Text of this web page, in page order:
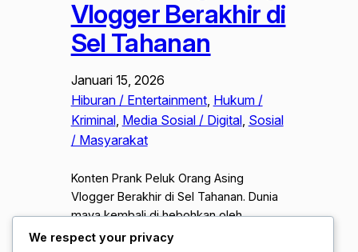
Vlogger Berakhir di
Sel Tahanan
Januari 15, 2026
Hiburan / Entertainment, Hukum /
Kriminal, Media Sosial / Digital, Sosial
/ Masyarakat
Konten Prank Peluk Orang Asing
Vlogger Berakhir di Sel Tahanan. Dunia
maya kembali di hebohkan oleh
tindakan nekat seorang konten kreator
We respect your privacy